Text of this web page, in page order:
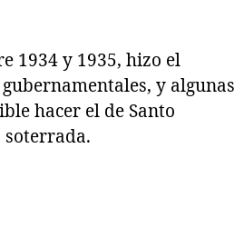
1934 y 1935, hizo el
y algunas
hacer el de Santo
soterrada.